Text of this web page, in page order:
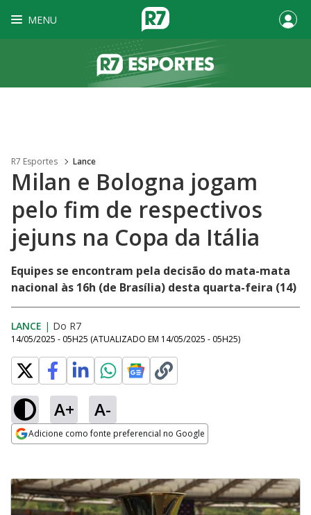
MENU
R7 Esportes Lance
Milan e Bologna jogam
pelo fim de respectivos
jejuns na Copa da Itália
Equipes se encontram pela decisão do mata-mata
nacional às 16h (de Brasília) desta quarta-feira (14)
LANCE | Do R7
14/05/2025 - 05H25 (ATUALIZADO EM 14/05/2025 - 05H25)
A+ A-
Adicione como fonte preferencial no Google